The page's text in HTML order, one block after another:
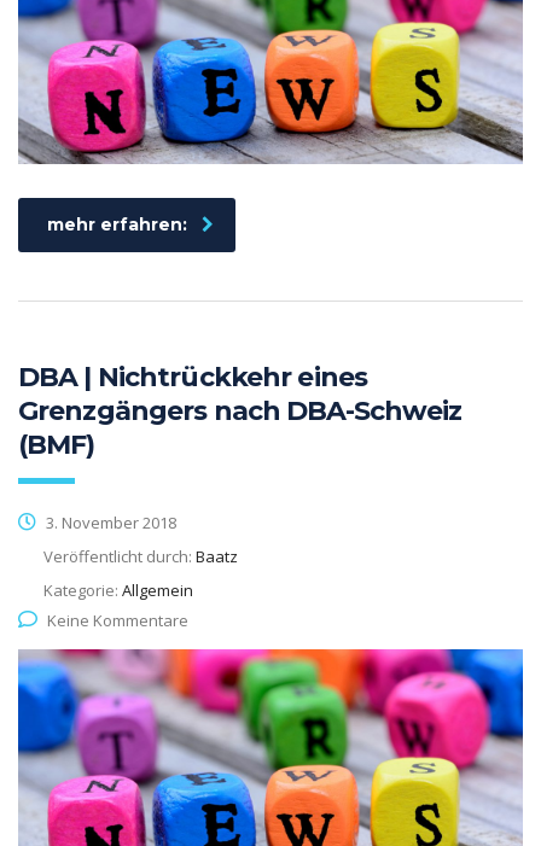
mehr erfahren:
DBA | Nichtrückkehr eines
Grenzgängers nach DBA-Schweiz
(BMF)
3. November 2018
Veröffentlicht durch: Baatz
Kategorie: Allgemein
Keine Kommentare